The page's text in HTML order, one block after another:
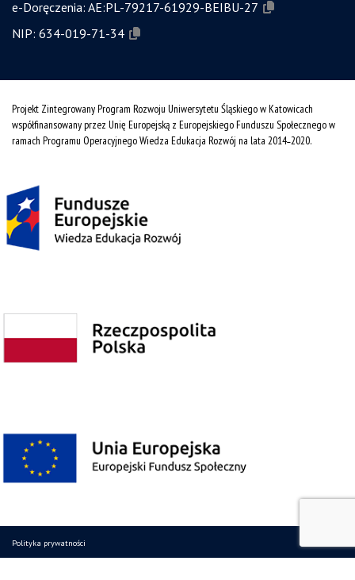
e-Doręczenia: AE:PL-79217-61929-BEIBU-27
NIP: 634-019-71-34
Projekt Zintegrowany Program Rozwoju Uniwersytetu Śląskiego w Katowicach
współfinansowany przez Unię Europejską z Europejskiego Funduszu Społecznego w
ramach Programu Operacyjnego Wiedza Edukacja Rozwój na lata 2014˗2020.
Polityka prywatności